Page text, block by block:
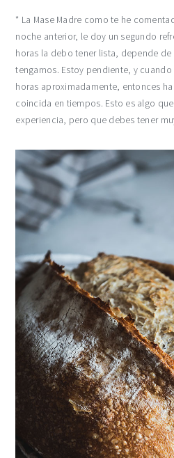
* La Mase Madre como te he
noche anterior, le doy un segundo
horas la debo tener lista, depende
tengamos. Estoy pendiente, y
horas aproximadamente, entonces
coincida en tiempos. Esto es algo
experiencia, pero que debes tener